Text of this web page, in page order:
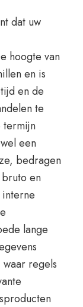
dat uw
hoogte van
en is
en de
te
termijn
een
bedragen
en
lange
regels